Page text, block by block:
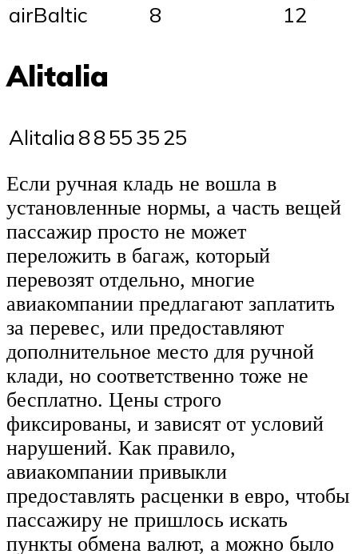
airBaltic
8 12
Alitalia
Alitalia88553525
Если ручная кладь не вошла в
установленные нормы, а часть вещей
пассажир просто не может
переложить в багаж, который
перевозят отдельно, многие
авиакомпании предлагают заплатить
за перевес, или предоставляют
дополнительное место для ручной
клади, но соответственно тоже не
бесплатно. Цены строго
фиксированы, и зависят от условий
нарушений. Как правило,
авиакомпании привыкли
предоставлять расценки в евро, чтобы
пассажиру не пришлось искать
пункты обмена валют, а можно было